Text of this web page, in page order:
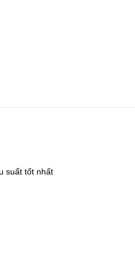
suất tốt nhất